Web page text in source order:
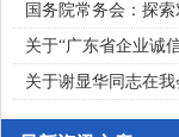
国务院常务会：探
关于“广东省企业诚
关于谢显华同志在我